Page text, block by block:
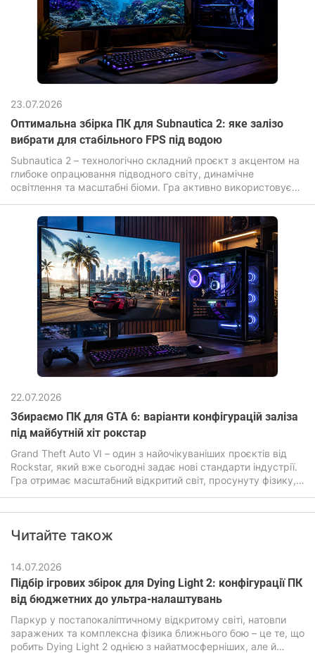
23.07.2026
Оптимальна збірка ПК для Subnautica 2: яке залізо
вибрати для стабільного FPS під водою
Subnautica 2 – технологічно складний проєкт з акцентом на
глибоке опрацювання підводного світу, динамічне
освітлення та масштабні біоми. Гра активно використовує
води, дальнє промальовування та високу щільність
об'єктів, що прямо впливає на вимоги до заліза.
22.07.2026
Збираємо ПК для GTA 6: варіанти конфігурацій заліза
під майбутній хіт рокстар
Grand Theft Auto VI – один з найочікуваніших проєктів від
Rockstar, який вже сьогодні задає нові стандарти індустрії.
Гра отримає масштабний відкритий світ, просунуту фізику,
легендарної гри.
Читайте також
14.07.2026
Підбір ігрових збірок для Dying Light 2: конфігурації ПК
від бюджетних до ультра-налаштувань
Паркур у постапокаліптичному відкритому світі, натовпи
заражених та комплексна фізика ближнього бою – це те, що
робить Dying Light 2 однією з найатмосферніших, але й